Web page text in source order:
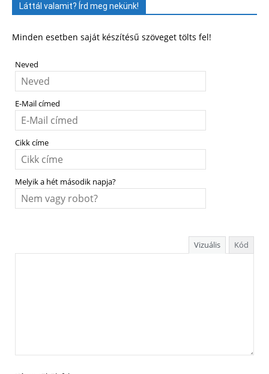
Láttál valamit? Írd meg nekünk!
Minden esetben saját készítésű szöveget tölts fel!
Neved
E-Mail címed
Cikk címe
Melyik a hét második napja?
Vizuális Kód